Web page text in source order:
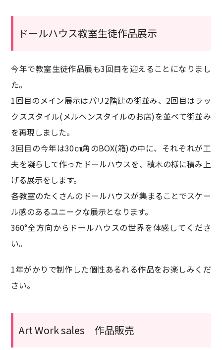
ドールハウス教室生徒作品展示
今年で教室生徒作品展も3回目を迎えることになりまし
た。
1回目のメイン展示はパリ2階建の街並み、2回目はラッ
クススタイル(メルヘンスタイルのお店)を並べて街並み
を再現しました。
3回目の今年は30㎝角のBOX(箱)の中に、それぞれが工
夫を凝らして作ったドールハウスを、積木の様に積み上
げる展示をします。
各教室のたくさんのドールハウスが集まることでスケー
ル感のあるユニークな展示となります。
360°全方向からドールハウスの世界を体感してくださ
い。
1年がかりで制作した個性あるれる作品をお楽しみくだ
さい。
Art Work sales 作品販売